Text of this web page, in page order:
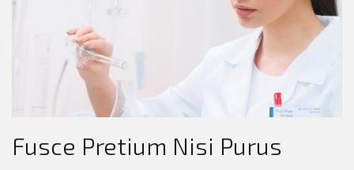
Fusce Pretium Nisi Purus